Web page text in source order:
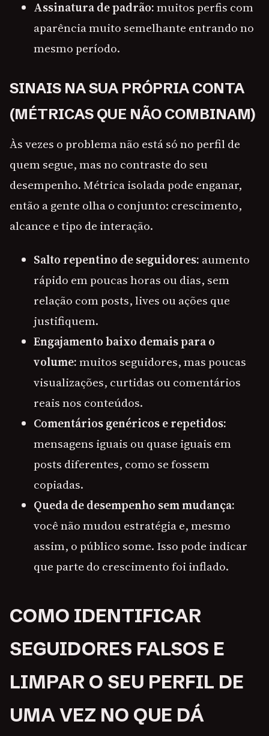
Assinatura de padrão:muitos perfis com
aparência muito semelhante entrando no
mesmo período.
SINAIS NA SUA PRÓPRIA CONTA
(MÉTRICAS QUE NÃO COMBINAM)
Às vezes o problema não está só no perfil de
quem segue, mas no contraste do seu
desempenho. Métrica isolada pode enganar,
então a gente olha o conjunto: crescimento,
alcance e tipo de interação.
Salto repentino de seguidores: aumento
rápido em poucas horas ou dias, sem
relação com posts, lives ou ações que
justifiquem.
Engajamento baixo demais para o
volume:muitos seguidores, mas poucas
visualizações, curtidas ou comentários
reais nos conteúdos.
Comentários genéricos e repetidos:
mensagens iguais ou quase iguais em
posts diferentes, como se fossem
copiadas.
Queda de desempenho sem mudança:
você não mudou estratégia e, mesmo
assim, o público some. Isso pode indicar
que parte do crescimento foi inflado.
COMO IDENTIFICAR
SEGUIDORES FALSOS E
LIMPAR O SEU PERFIL DE
UMA VEZ NO QUE DÁ